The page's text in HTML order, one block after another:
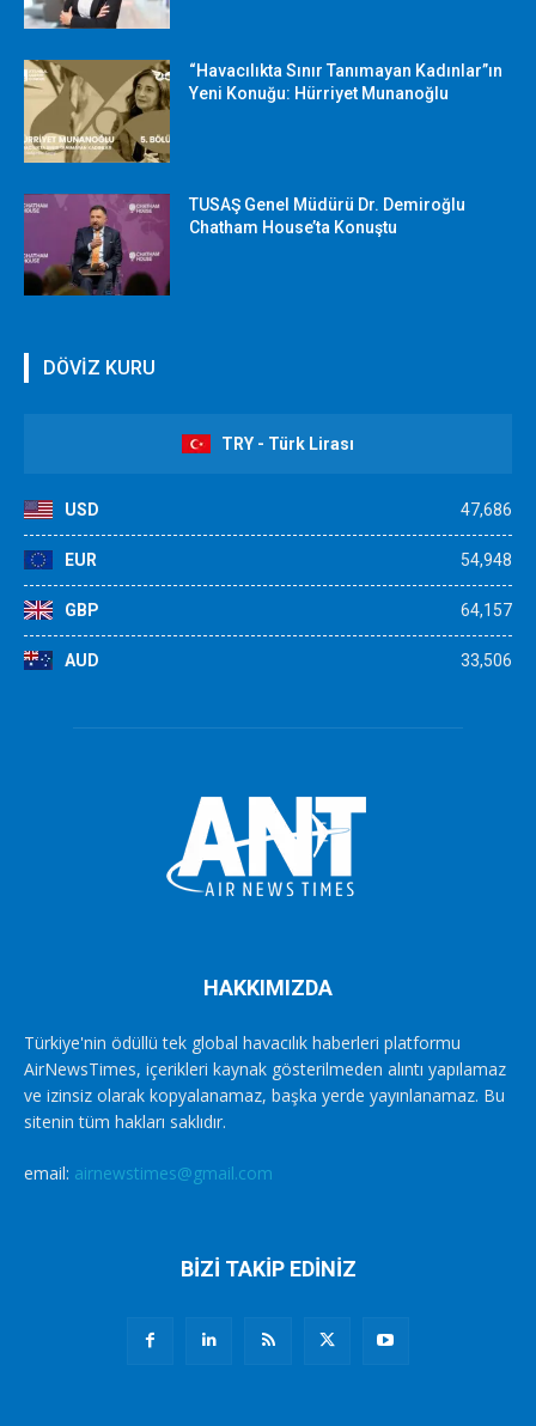
“Havacılıkta Sınır Tanımayan Kadınlar”ın
Yeni Konuğu: Hürriyet Munanoğlu
TUSAŞ Genel Müdürü Dr. Demiroğlu
Chatham House’ta Konuştu
DÖVİZ KURU
TRY - Türk Lirası
USD 47,686
EUR 54,948
GBP 64,157
AUD 33,506
HAKKIMIZDA
Türkiye'nin ödüllü tek global havacılık haberleri platformu
AirNewsTimes, içerikleri kaynak gösterilmeden alıntı yapılamaz
ve izinsiz olarak kopyalanamaz, başka yerde yayınlanamaz. Bu
sitenin tüm hakları saklıdır.
email: airnewstimes@gmail.com
BİZİ TAKİP EDİNİZ